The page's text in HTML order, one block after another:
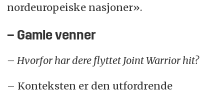
nordeuropeiske nasjoner».
– Gamle venner
– Hvorfor har dere flyttet Joint Warrior hit?
– Konteksten er den utfordrende